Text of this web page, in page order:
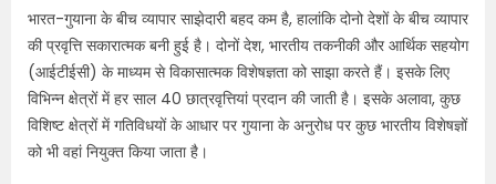
भारत-गुयाना के बीच व्यापार साझेदारी बहद कम है, हालांकि दोनो देशों के बीच व्यापार
की प्रवृत्ति सकारात्मक बनी हुई है। दोनों देश, भारतीय तकनीकी और आर्थिक सहयोग
(आईटीईसी) के माध्यम से विकासात्मक विशेषज्ञता को साझा करते हैं। इसके लिए
विभिन्न क्षेत्रों में हर साल 40 छात्रवृत्तियां प्रदान की जाती है। इसके अलावा, कुछ
विशिष्ट क्षेत्रों में गतिविधयों के आधार पर गुयाना के अनुरोध पर कुछ भारतीय विशेषज्ञों
को भी वहां नियुक्त किया जाता है।